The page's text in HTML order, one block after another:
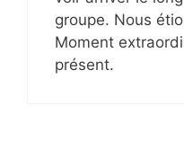
groupe. Nous
Moment
présent.